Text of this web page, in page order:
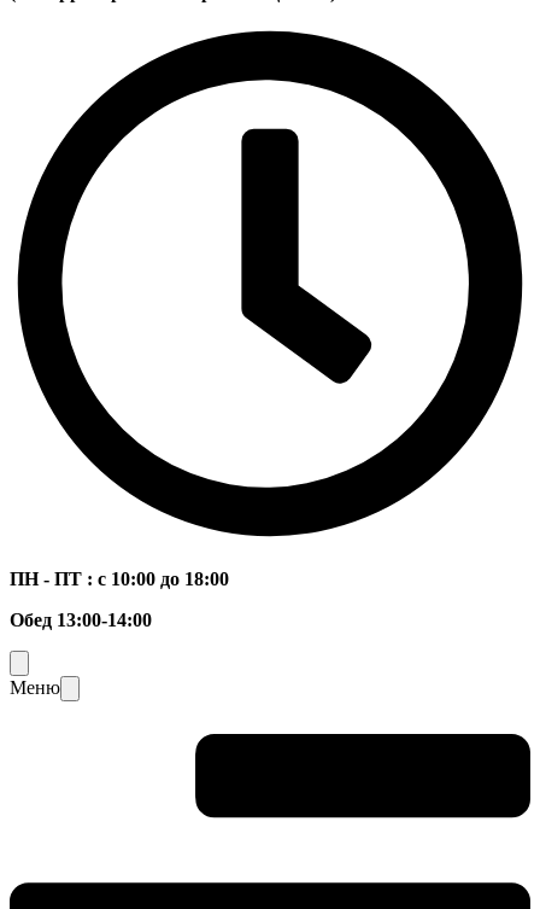
ПН - ПТ : с 10:00 до 18:00
Обед 13:00-14:00
Меню